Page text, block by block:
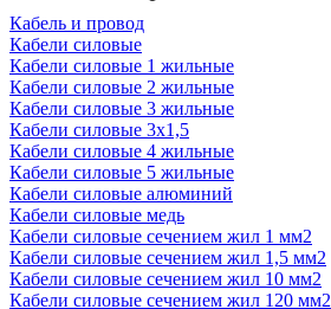
Кабель и провод
Кабели силовые
Кабели силовые 1 жильные
Кабели силовые 2 жильные
Кабели силовые 3 жильные
Кабели силовые 3х1,5
Кабели силовые 4 жильные
Кабели силовые 5 жильные
Кабели силовые алюминий
Кабели силовые медь
Кабели силовые сечением жил 1 мм2
Кабели силовые сечением жил 1,5 мм2
Кабели силовые сечением жил 10 мм2
Кабели силовые сечением жил 120 мм2